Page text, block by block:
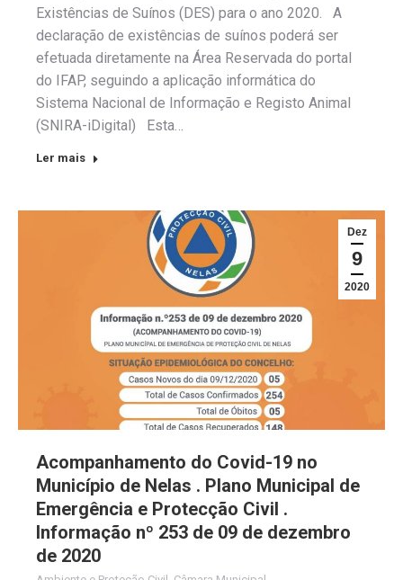
Existências de Suínos (DES) para o ano 2020. A
declaração de existências de suínos poderá ser
efetuada diretamente na Área Reservada do portal
do IFAP, seguindo a aplicação informática do
Sistema Nacional de Informação e Registo Animal
(SNIRA-iDigital) Esta…
Ler mais
Dez
9
2020
Acompanhamento do Covid-19 no
Município de Nelas . Plano Municipal de
Emergência e Protecção Civil .
Informação nº 253 de 09 de dezembro
de 2020